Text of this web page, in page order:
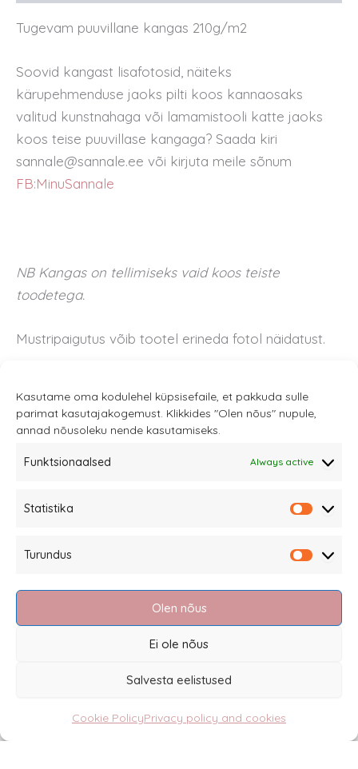
Kasutame oma kodulehel küpsisefaile, et pakkuda sulle
parimat kasutajakogemust. Klikkides "Olen nõus" nupule,
annad nõusoleku nende kasutamiseks.
Funktsionaalsed Always active
Statistika
Turundus
Olen nõus
Ei ole nõus
Salvesta eelistused
Cookie PolicyPrivacy policy and cookies
Tugevam puuvillane kangas 210g/m2
Soovid kangast lisafotosid, näiteks
kärupehmenduse jaoks pilti koos kannaosaks
valitud kunstnahaga või lamamistooli katte jaoks
koos teise puuvillase kangaga? Saada kiri
sannale@sannale.ee või kirjuta meile sõnum
FB:MinuSannale
NB Kangas on tellimiseks vaid koos teiste
toodetega.
Mustripaigutus võib tootel erineda fotol näidatust.
Terms of sale